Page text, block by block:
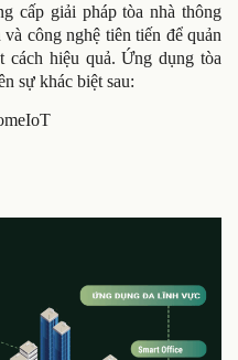
cấp giải pháp tòa nhà thông
công nghệ tiên tiến để quản
cách hiệu quả. Ứng dụng tòa
sự khác biệt sau: